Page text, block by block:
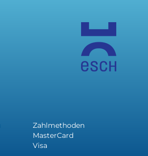
Zahlmethoden
MasterCard
Visa